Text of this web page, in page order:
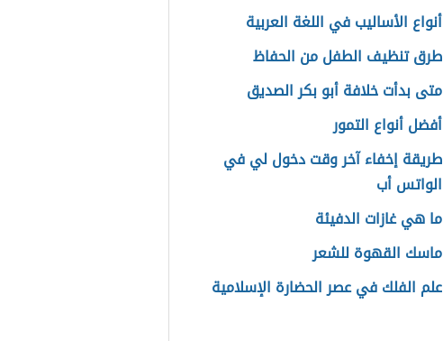
أنواع الأساليب في اللغة العربية
طرق تنظيف الطفل من الحفاظ
متى بدأت خلافة أبو بكر الصديق
أفضل أنواع التمور
طريقة إخفاء آخر وقت دخول لي في
الواتس أب
ما هي غازات الدفيئة
ماسك القهوة للشعر
علم الفلك في عصر الحضارة الإسلامية